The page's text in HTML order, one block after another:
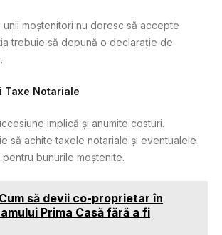
unii moștenitori nu doresc să accepte
trebuie să depună o declarație de
Taxe Notariale
implică și anumite costuri.
să achite taxele notariale și eventualele
bunurile moștenite.
Cum să devii co-proprietar în
Prima Casă fără a fi